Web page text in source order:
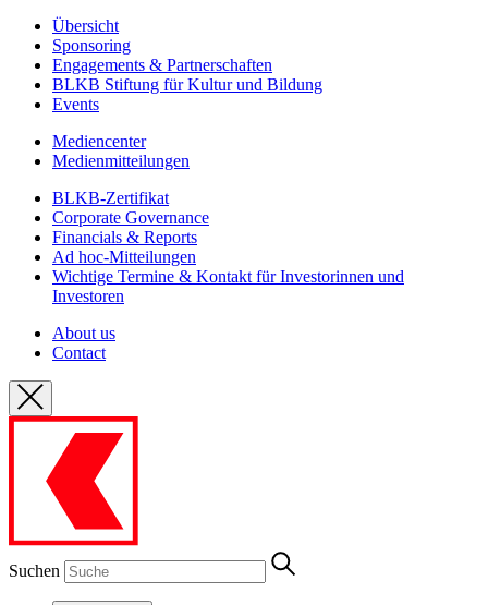
Übersicht
Sponsoring
Engagements & Partnerschaften
BLKB Stiftung für Kultur und Bildung
Events
Mediencenter
Medienmitteilungen
BLKB-Zertifikat
Corporate Governance
Financials & Reports
Ad hoc-Mitteilungen
Wichtige Termine & Kontakt für Investorinnen und
Investoren
About us
Contact
Suchen